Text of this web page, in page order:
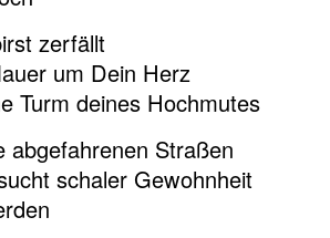
zerfällt
um Dein Herz
Turm deines Hochmutes
abgefahrenen Straßen
schaler Gewohnheit